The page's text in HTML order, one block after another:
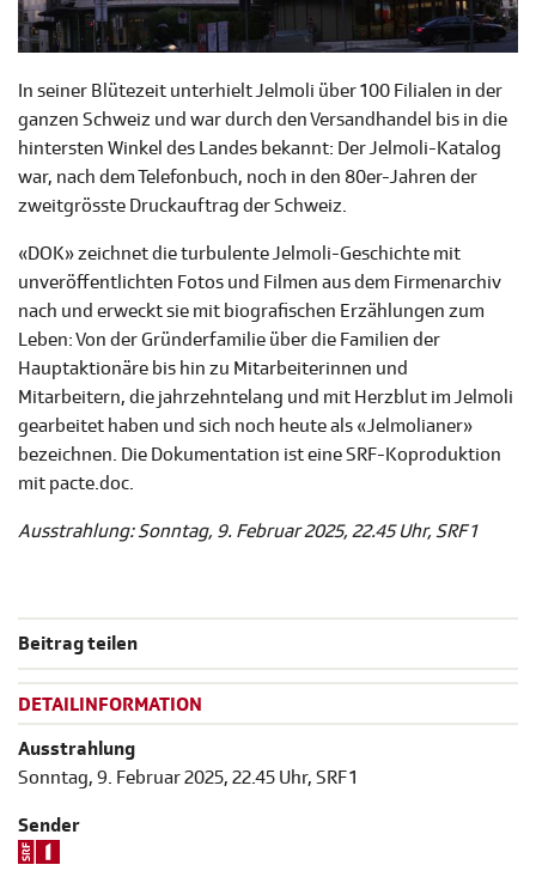
In seiner Blütezeit unterhielt Jelmoli über 100 Filialen in der
ganzen Schweiz und war durch den Versandhandel bis in die
hintersten Winkel des Landes bekannt: Der Jelmoli-Katalog
war, nach dem Telefonbuch, noch in den 80er-Jahren der
zweitgrösste Druckauftrag der Schweiz.
«DOK» zeichnet die turbulente Jelmoli-Geschichte mit
unveröffentlichten Fotos und Filmen aus dem Firmenarchiv
nach und erweckt sie mit biografischen Erzählungen zum
Leben: Von der Gründerfamilie über die Familien der
Hauptaktionäre bis hin zu Mitarbeiterinnen und
Mitarbeitern, die jahrzehntelang und mit Herzblut im Jelmoli
gearbeitet haben und sich noch heute als «Jelmolianer»
bezeichnen. Die Dokumentation ist eine SRF-Koproduktion
mit pacte.doc.
Ausstrahlung: Sonntag, 9. Februar 2025, 22.45 Uhr, SRF 1
Beitrag teilen
DETAILINFORMATION
Ausstrahlung
Sonntag, 9. Februar 2025, 22.45 Uhr, SRF 1
Sender